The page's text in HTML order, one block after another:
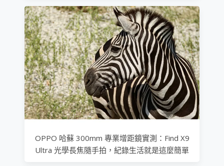
OPPO 哈蘇 300mm 專業增距鏡實測：Find X9
Ultra 光學長焦隨手拍，紀錄生活就是這麼簡單